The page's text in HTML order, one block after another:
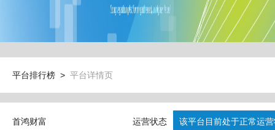
平台排行榜 > 平台详情页
首鸿财富 运营状态 该平台目前处于正常运